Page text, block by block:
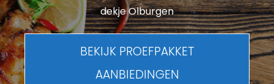
dekje Olburgen
BEKIJK PROEFPAKKET
AANBIEDINGEN